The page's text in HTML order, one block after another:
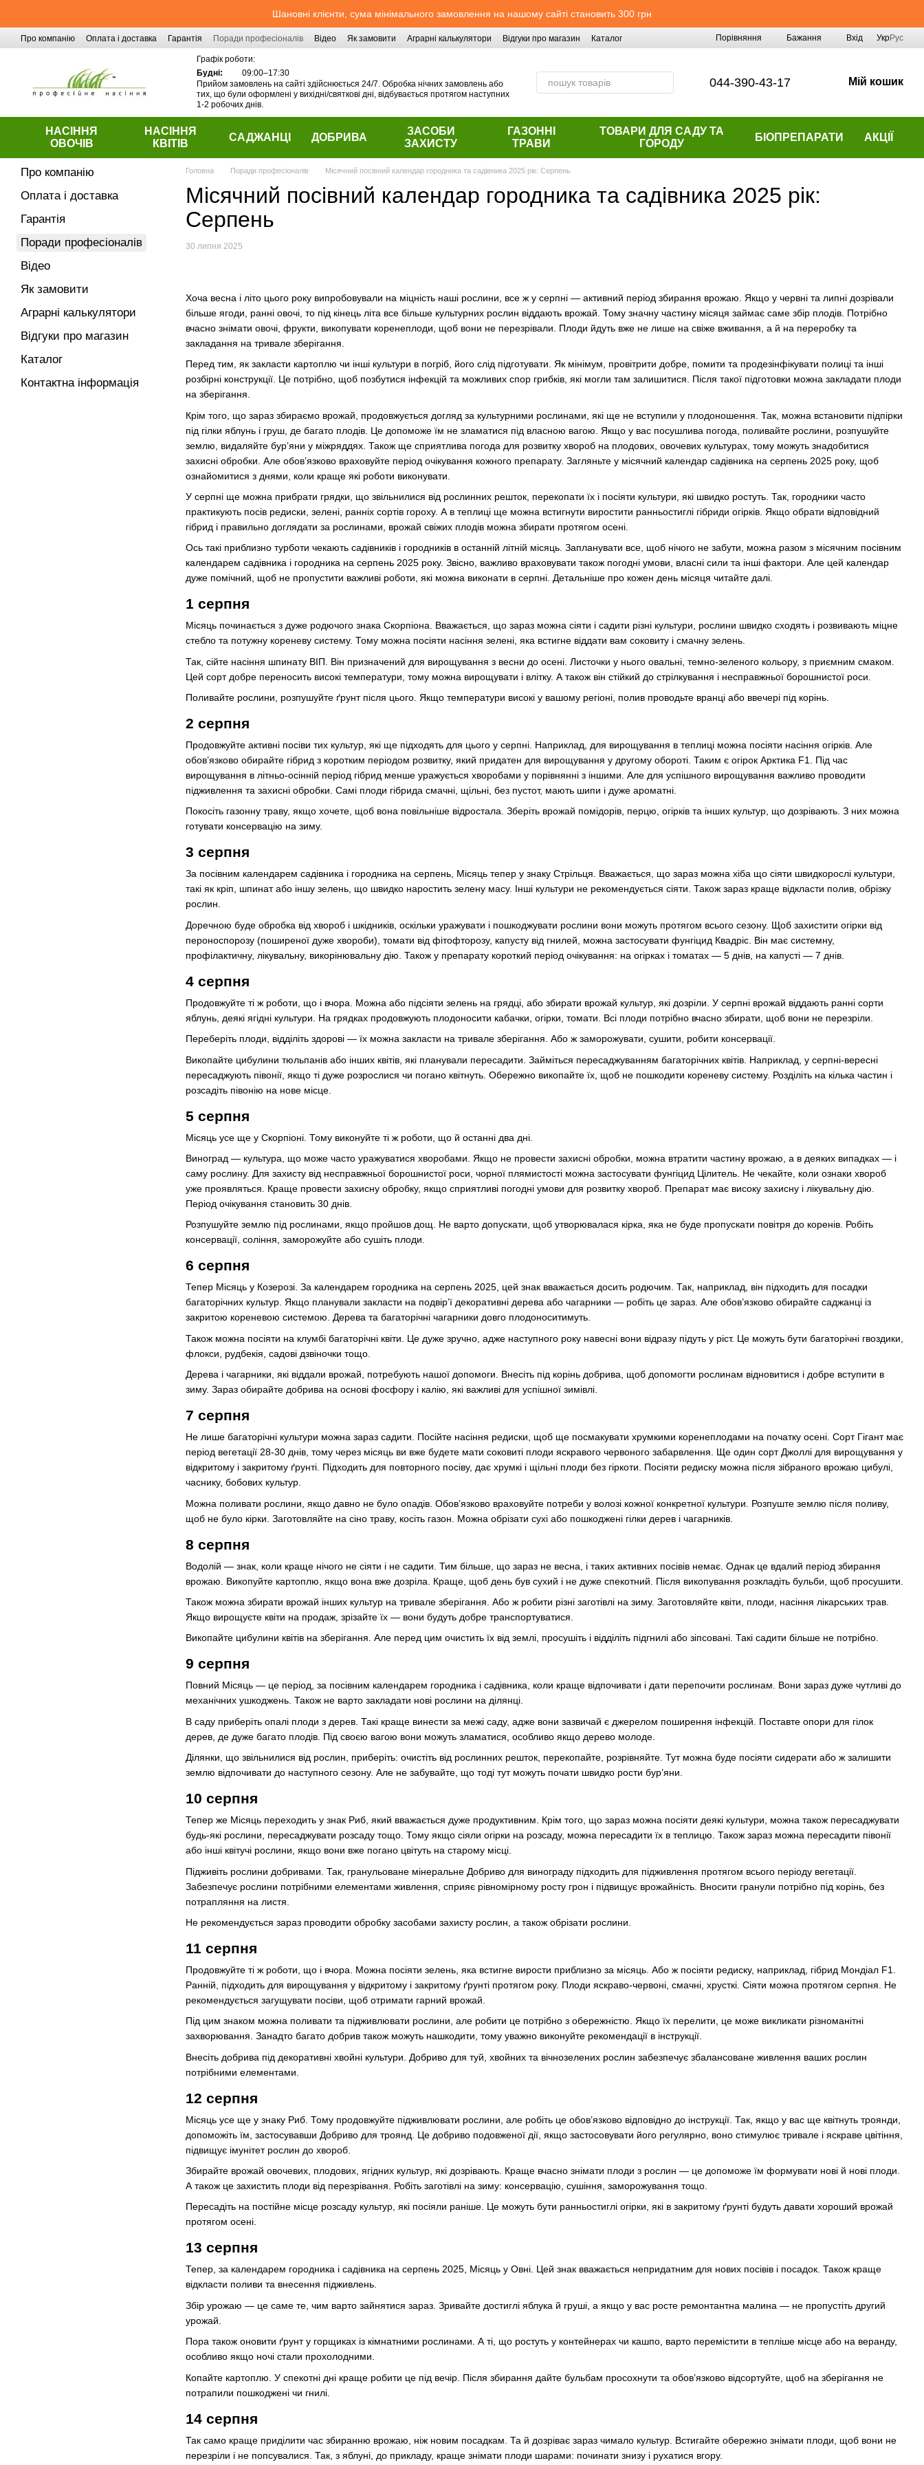
Шановні клієнти, сума мінімального замовлення на нашому сайті становить 300 грн
Про компанію Оплата і доставка Гарантія Поради професіоналів Відео Як замовити Аграрні калькулятори Відгуки про магазин
Каталог
Порівняння Бажання Вхід УкрРус
Графік роботи:
Будні:
09:00–17:30
Прийом замовлень на сайті здійснюється 24/7. Обробка нічних замовлень або
тих, що були оформлені у вихідні/святкові дні, відбувається протягом наступних
1-2 робочих днів.
044-390-43-17 Мій кошик
НАСІННЯ
ОВОЧІВ
НАСІННЯ
КВІТІВ
САДЖАНЦІ ДОБРИВА
ЗАСОБИ
ЗАХИСТУ
ГАЗОННІ
ТРАВИ
ТОВАРИ ДЛЯ САДУ ТА
ГОРОДУ
БІОПРЕПАРАТИ АКЦІЇ
Головна Поради професіоналів Місячний посівний календар городника та садівника 2025 рік: Серпень
Місячний посівний календар городника та садівника 2025 рік:
Серпень
30 липня 2025
Хоча весна і літо цього року випробовували на міцність наші рослини, все ж у серпні — активний період збирання врожаю. Якщо у червні та липні дозрівали
більше ягоди, ранні овочі, то під кінець літа все більше культурних рослин віддають врожай. Тому значну частину місяця займає саме збір плодів. Потрібно
вчасно знімати овочі, фрукти, викопувати коренеплоди, щоб вони не перезрівали. Плоди йдуть вже не лише на свіже вживання, а й на переробку та
закладання на тривале зберігання.
Перед тим, як закласти картоплю чи інші культури в погріб, його слід підготувати. Як мінімум, провітрити добре, помити та продезінфікувати полиці та інші
розбірні конструкції. Це потрібно, щоб позбутися інфекцій та можливих спор грибків, які могли там залишитися. Після такої підготовки можна закладати плоди
на зберігання.
Крім того, що зараз збираємо врожай, продовжується догляд за культурними рослинами, які ще не вступили у плодоношення. Так, можна встановити підпірки
під гілки яблунь і груш, де багато плодів. Це допоможе їм не зламатися під власною вагою. Якщо у вас посушлива погода, поливайте рослини, розпушуйте
землю, видаляйте бур’яни у міжряддях. Також ще сприятлива погода для розвитку хвороб на плодових, овочевих культурах, тому можуть знадобитися
захисні обробки. Але обов’язково враховуйте період очікування кожного препарату. Загляньте у місячний календар садівника на серпень 2025 року, щоб
ознайомитися з днями, коли краще які роботи виконувати.
У серпні ще можна прибрати грядки, що звільнилися від рослинних решток, перекопати їх і посіяти культури, які швидко ростуть. Так, городники часто
практикують посів редиски, зелені, ранніх сортів гороху. А в теплиці ще можна встигнути виростити ранньостиглі гібриди огірків. Якщо обрати відповідний
гібрид і правильно доглядати за рослинами, врожай свіжих плодів можна збирати протягом осені.
Ось такі приблизно турботи чекають садівників і городників в останній літній місяць. Запланувати все, щоб нічого не забути, можна разом з місячним посівним
календарем садівника і городника на серпень 2025 року. Звісно, важливо враховувати також погодні умови, власні сили та інші фактори. Але цей календар
дуже помічний, щоб не пропустити важливі роботи, які можна виконати в серпні. Детальніше про кожен день місяця читайте далі.
1 серпня
Місяць починається з дуже родючого знака Скорпіона. Вважається, що зараз можна сіяти і садити різні культури, рослини швидко сходять і розвивають міцне
стебло та потужну кореневу систему. Тому можна посіяти насіння зелені, яка встигне віддати вам соковиту і смачну зелень.
Так, сійте насіння шпинату ВІП. Він призначений для вирощування з весни до осені. Листочки у нього овальні, темно-зеленого кольору, з приємним смаком.
Цей сорт добре переносить високі температури, тому можна вирощувати і влітку. А також він стійкий до стрілкування і несправжньої борошнистої роси.
Поливайте рослини, розпушуйте ґрунт після цього. Якщо температури високі у вашому регіоні, полив проводьте вранці або ввечері під корінь.
2 серпня
Продовжуйте активні посіви тих культур, які ще підходять для цього у серпні. Наприклад, для вирощування в теплиці можна посіяти насіння огірків. Але
обов’язково обирайте гібрид з коротким періодом розвитку, який придатен для вирощування у другому обороті. Таким є огірок Арктика F1. Під час
вирощування в літньо-осінній період гібрид менше уражується хворобами у порівнянні з іншими. Але для успішного вирощування важливо проводити
підживлення та захисні обробки. Самі плоди гібрида смачні, щільні, без пустот, мають шипи і дуже ароматні.
Покосіть газонну траву, якщо хочете, щоб вона повільніше відростала. Зберіть врожай помідорів, перцю, огірків та інших культур, що дозрівають. З них можна
готувати консервацію на зиму.
3 серпня
За посівним календарем садівника і городника на серпень, Місяць тепер у знаку Стрільця. Вважається, що зараз можна хіба що сіяти швидкорослі культури,
такі як кріп, шпинат або іншу зелень, що швидко наростить зелену масу. Інші культури не рекомендується сіяти. Також зараз краще відкласти полив, обрізку
рослин.
Доречною буде обробка від хвороб і шкідників, оскільки уражувати і пошкоджувати рослини вони можуть протягом всього сезону. Щоб захистити огірки від
пероноспорозу (поширеної дуже хвороби), томати від фітофторозу, капусту від гнилей, можна застосувати фунгіцид Квадріс. Він має системну,
профілактичну, лікувальну, викорінювальну дію. Також у препарату короткий період очікування: на огірках і томатах — 5 днів, на капусті — 7 днів.
4 серпня
Продовжуйте ті ж роботи, що і вчора. Можна або підсіяти зелень на грядці, або збирати врожай культур, які дозріли. У серпні врожай віддають ранні сорти
яблунь, деякі ягідні культури. На грядках продовжують плодоносити кабачки, огірки, томати. Всі плоди потрібно вчасно збирати, щоб вони не перезріли.
Переберіть плоди, відділіть здорові — їх можна закласти на тривале зберігання. Або ж заморожувати, сушити, робити консервації.
Викопайте цибулини тюльпанів або інших квітів, які планували пересадити. Займіться пересаджуванням багаторічних квітів. Наприклад, у серпні-вересні
пересаджують півонії, якщо ті дуже розрослися чи погано квітнуть. Обережно викопайте їх, щоб не пошкодити кореневу систему. Розділіть на кілька частин і
розсадіть півонію на нове місце.
5 серпня
Місяць усе ще у Скорпіоні. Тому виконуйте ті ж роботи, що й останні два дні.
Виноград — культура, що може часто уражуватися хворобами. Якщо не провести захисні обробки, можна втратити частину врожаю, а в деяких випадках — і
саму рослину. Для захисту від несправжньої борошнистої роси, чорної плямистості можна застосувати фунгіцид Цілитель. Не чекайте, коли ознаки хвороб
уже проявляться. Краще провести захисну обробку, якщо сприятливі погодні умови для розвитку хвороб. Препарат має високу захисну і лікувальну дію.
Період очікування становить 30 днів.
Розпушуйте землю під рослинами, якщо пройшов дощ. Не варто допускати, щоб утворювалася кірка, яка не буде пропускати повітря до коренів. Робіть
консервації, соління, заморожуйте або сушіть плоди.
6 серпня
Тепер Місяць у Козерозі. За календарем городника на серпень 2025, цей знак вважається досить родючим. Так, наприклад, він підходить для посадки
багаторічних культур. Якщо планували закласти на подвір’ї декоративні дерева або чагарники — робіть це зараз. Але обов’язково обирайте саджанці із
закритою кореневою системою. Дерева та багаторічні чагарники довго плодоноситимуть.
Також можна посіяти на клумбі багаторічні квіти. Це дуже зручно, адже наступного року навесні вони відразу підуть у ріст. Це можуть бути багаторічні гвоздики,
флокси, рудбекія, садові дзвіночки тощо.
Дерева і чагарники, які віддали врожай, потребують нашої допомоги. Внесіть під корінь добрива, щоб допомогти рослинам відновитися і добре вступити в
зиму. Зараз обирайте добрива на основі фосфору і калію, які важливі для успішної зимівлі.
7 серпня
Не лише багаторічні культури можна зараз садити. Посійте насіння редиски, щоб ще посмакувати хрумкими коренеплодами на початку осені. Сорт Гігант має
період вегетації 28-30 днів, тому через місяць ви вже будете мати соковиті плоди яскравого червоного забарвлення. Ще один сорт Джоллі для вирощування у
відкритому і закритому ґрунті. Підходить для повторного посіву, дає хрумкі і щільні плоди без гіркоти. Посіяти редиску можна після зібраного врожаю цибулі,
часнику, бобових культур.
Можна поливати рослини, якщо давно не було опадів. Обов’язково враховуйте потреби у волозі кожної конкретної культури. Розпуште землю після поливу,
щоб не було кірки. Заготовляйте на сіно траву, косіть газон. Можна обрізати сухі або пошкоджені гілки дерев і чагарників.
8 серпня
Водолій — знак, коли краще нічого не сіяти і не садити. Тим більше, що зараз не весна, і таких активних посівів немає. Однак це вдалий період збирання
врожаю. Викопуйте картоплю, якщо вона вже дозріла. Краще, щоб день був сухий і не дуже спекотний. Після викопування розкладіть бульби, щоб просушити.
Також можна збирати врожай інших культур на тривале зберігання. Або ж робити різні заготівлі на зиму. Заготовляйте квіти, плоди, насіння лікарських трав.
Якщо вирощуєте квіти на продаж, зрізайте їх — вони будуть добре транспортуватися.
Викопайте цибулини квітів на зберігання. Але перед цим очистить їх від землі, просушіть і відділіть підгнилі або зіпсовані. Такі садити більше не потрібно.
9 серпня
Повний Місяць — це період, за посівним календарем городника і садівника, коли краще відпочивати і дати перепочити рослинам. Вони зараз дуже чутливі до
механічних ушкоджень. Також не варто закладати нові рослини на ділянці.
В саду приберіть опалі плоди з дерев. Такі краще винести за межі саду, адже вони зазвичай є джерелом поширення інфекцій. Поставте опори для гілок
дерев, де дуже багато плодів. Під своєю вагою вони можуть зламатися, особливо якщо дерево молоде.
Ділянки, що звільнилися від рослин, приберіть: очистіть від рослинних решток, перекопайте, розрівняйте. Тут можна буде посіяти сидерати або ж залишити
землю відпочивати до наступного сезону. Але не забувайте, що тоді тут можуть почати швидко рости бур’яни.
10 серпня
Тепер же Місяць переходить у знак Риб, який вважається дуже продуктивним. Крім того, що зараз можна посіяти деякі культури, можна також пересаджувати
будь-які рослини, пересаджувати розсаду тощо. Тому якщо сіяли огірки на розсаду, можна пересадити їх в теплицю. Також зараз можна пересадити півонії
або інші квітучі рослини, якщо вони вже погано цвітуть на старому місці.
Підживіть рослини добривами. Так, гранульоване мінеральне Добриво для винограду підходить для підживлення протягом всього періоду вегетації.
Забезпечує рослини потрібними елементами живлення, сприяє рівномірному росту грон і підвищує врожайність. Вносити гранули потрібно під корінь, без
потрапляння на листя.
Не рекомендується зараз проводити обробку засобами захисту рослин, а також обрізати рослини.
11 серпня
Продовжуйте ті ж роботи, що і вчора. Можна посіяти зелень, яка встигне вирости приблизно за місяць. Або ж посіяти редиску, наприклад, гібрид Мондіал F1.
Ранній, підходить для вирощування у відкритому і закритому ґрунті протягом року. Плоди яскраво-червоні, смачні, хрусткі. Сіяти можна протягом серпня. Не
рекомендується загущувати посіви, щоб отримати гарний врожай.
Під цим знаком можна поливати та підживлювати рослини, але робити це потрібно з обережністю. Якщо їх перелити, це може викликати різноманітні
захворювання. Занадто багато добрив також можуть нашкодити, тому уважно виконуйте рекомендації в інструкції.
Внесіть добрива під декоративні хвойні культури. Добриво для туй, хвойних та вічнозелених рослин забезпечує збалансоване живлення ваших рослин
потрібними елементами.
12 серпня
Місяць усе ще у знаку Риб. Тому продовжуйте підживлювати рослини, але робіть це обов’язково відповідно до інструкції. Так, якщо у вас ще квітнуть троянди,
допоможіть їм, застосувавши Добриво для троянд. Це добриво подовженої дії, якщо застосовувати його регулярно, воно стимулює тривале і яскраве цвітіння,
підвищує імунітет рослин до хвороб.
Збирайте врожай овочевих, плодових, ягідних культур, які дозрівають. Краще вчасно знімати плоди з рослин — це допоможе їм формувати нові й нові плоди.
А також це захистить плоди від перезрівання. Робіть заготівлі на зиму: консервацію, сушіння, заморожування тощо.
Пересадіть на постійне місце розсаду культур, які посіяли раніше. Це можуть бути ранньостиглі огірки, які в закритому ґрунті будуть давати хороший врожай
протягом осені.
13 серпня
Тепер, за календарем городника і садівника на серпень 2025, Місяць у Овні. Цей знак вважається непридатним для нових посівів і посадок. Також краще
відкласти поливи та внесення підживлень.
Збір урожаю — це саме те, чим варто зайнятися зараз. Зривайте достиглі яблука й груші, а якщо у вас росте ремонтантна малина — не пропустіть другий
урожай.
Пора також оновити ґрунт у горщиках із кімнатними рослинами. А ті, що ростуть у контейнерах чи кашпо, варто перемістити в тепліше місце або на веранду,
особливо якщо ночі стали прохолодними.
Копайте картоплю. У спекотні дні краще робити це під вечір. Після збирання дайте бульбам просохнути та обов’язково відсортуйте, щоб на зберігання не
потрапили пошкоджені чи гнилі.
14 серпня
Так само краще приділити час збиранню врожаю, ніж новим посадкам. Та й дозріває зараз чимало культур. Встигайте обережно знімати плоди, щоб вони не
перезріли і не попсувалися. Так, з яблуні, до прикладу, краще знімати плоди шарами: починати знизу і рухатися вгору.
Про компанію
Оплата і доставка
Гарантія
Поради професіоналів
Відео
Як замовити
Аграрні калькулятори
Відгуки про магазин
Каталог
Контактна інформація